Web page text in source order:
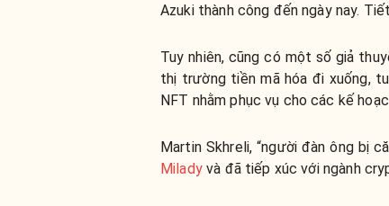
Azuki thành công đến ngày nay.
Tuy nhiên, cũng có một số giả
thị trường tiền mã hóa đi xuống,
NFT nhằm phục vụ cho các kế
Martin Skhreli, “người đàn ông bị
Miladyvà đã tiếp xúc với ngành